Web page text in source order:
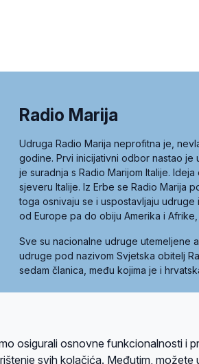
Radio Marija
Udruga Radio Marija neprofitna je,
godine. Prvi inicijativni odbor nastao je
je suradnja s Radio Marijom Italije.
sjeveru Italije. Iz Erbe se Radio Marija
toga osnivaju se i uspostavljaju
od Europe pa do obiju Amerika i
Sve su nacionalne udruge utemeljene
udruge pod nazivom Svjetska obitelj
sedam članica, među kojima je i
osigurali osnovne funkcionalnosti i
svih kolačića. Međutim, možete